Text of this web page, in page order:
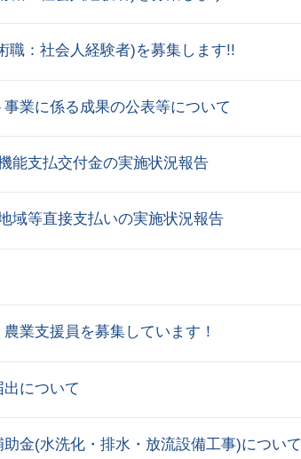
職：社会人経験者)を募集します!!
業に係る成果の公表等について
能支払交付金の実施状況報告
域等直接支払いの実施状況報告
業支援員を募集しています！
について
金(水洗化・排水・放流設備工事)について